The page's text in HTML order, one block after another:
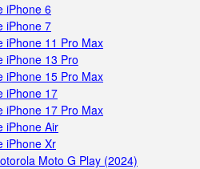
iPhone 6
iPhone 7
iPhone 11 Pro Max
iPhone 13 Pro
iPhone 15 Pro Max
iPhone 17
iPhone 17 Pro Max
iPhone Air
iPhone Xr
Moto G Play (2024)